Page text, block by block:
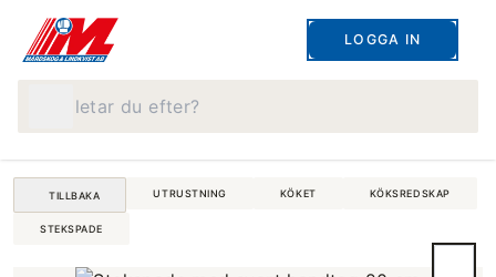
LOGGA IN
TILLBAKA UTRUSTNING KÖKET KÖKSREDSKAP
STEKSPADE